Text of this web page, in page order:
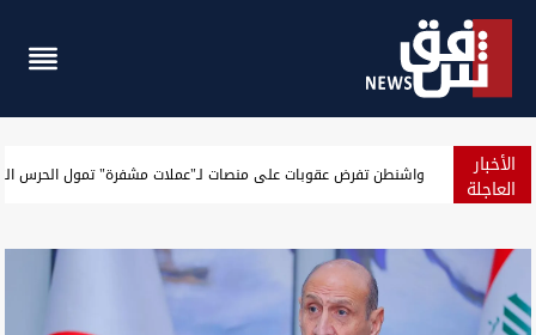
الأخبار
العاجلة الجيش الأميركي يعلن حصيلة جديدة لنتائج حصار إيران